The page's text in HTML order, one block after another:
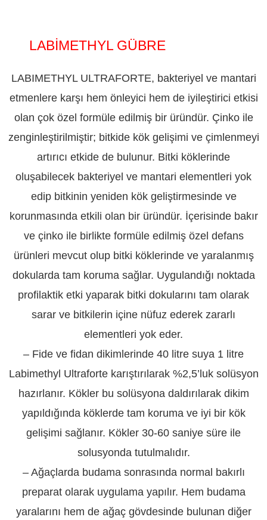
LABİMETHYL GÜBRE
LABIMETHYL ULTRAFORTE, bakteriyel ve mantari
etmenlere karşı hem önleyici hem de iyileştirici etkisi
olan çok özel formüle edilmiş bir üründür. Çinko ile
zenginleştirilmiştir; bitkide kök gelişimi ve çimlenmeyi
artırıcı etkide de bulunur. Bitki köklerinde
oluşabilecek bakteriyel ve mantari elementleri yok
edip bitkinin yeniden kök geliştirmesinde ve
korunmasında etkili olan bir üründür. İçerisinde bakır
ve çinko ile birlikte formüle edilmiş özel defans
ürünleri mevcut olup bitki köklerinde ve yaralanmış
dokularda tam koruma sağlar. Uygulandığı noktada
profilaktik etki yaparak bitki dokularını tam olarak
sarar ve bitkilerin içine nüfuz ederek zararlı
elementleri yok eder.
– Fide ve fidan dikimlerinde 40 litre suya 1 litre
Labimethyl Ultraforte karıştırılarak %2,5’luk solüsyon
hazırlanır. Kökler bu solüsyona daldırılarak dikim
yapıldığında köklerde tam koruma ve iyi bir kök
gelişimi sağlanır. Kökler 30-60 saniye süre ile
solusyonda tutulmalıdır.
– Ağaçlarda budama sonrasında normal bakırlı
preparat olarak uygulama yapılır. Hem budama
yaralarını hem de ağaç gövdesinde bulunan diğer